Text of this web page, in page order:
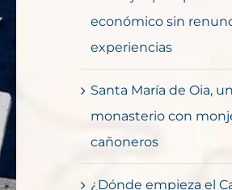
económico sin
experiencias
Santa María de Oia, un
monasterio con
cañoneros
¿Dónde empieza el